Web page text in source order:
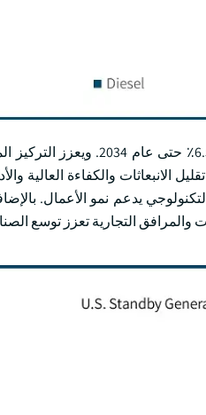
سيشهد حجم سوق مجموعات مولدات الغاز الاحتياطية معدل
الانبعاثات والكفاءة العالية
يدعم نمو الأعمال.
والمرافق التجارية تعزز توسع